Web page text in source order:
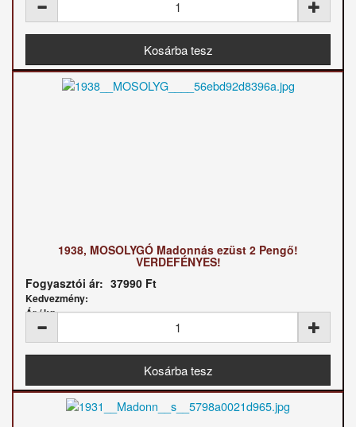
1938, MOSOLYGÓ Madonnás ezüst 2 Pengő!
VERDEFÉNYES!
Fogyasztói ár: 37990 Ft
Kedvezmény:
Ár / kg: